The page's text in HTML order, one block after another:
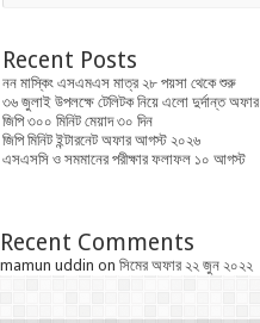
Recent Posts
নন মাস্কিং এসএমএস মাত্র ২৮ পয়সা থেকে শুরু
৩৬ জুলাই উপলক্ষে টেলিটক নিয়ে এলো দুর্দান্ত অফার
জিপি ৩০০ মিনিট মেয়াদ ৩০ দিন
জিপি মিনিট ইন্টারনেট অফার আগস্ট ২০২৬
এসএসসি ও সমমানের পরীক্ষার ফলাফল ১০ আগস্ট
Recent Comments
mamun uddin on সিমের অফার ২২ জুন ২০২২